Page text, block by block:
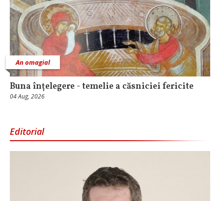
An omagial
Buna înțelegere - temelie a căsniciei fericite
04 Aug, 2026
Editorial